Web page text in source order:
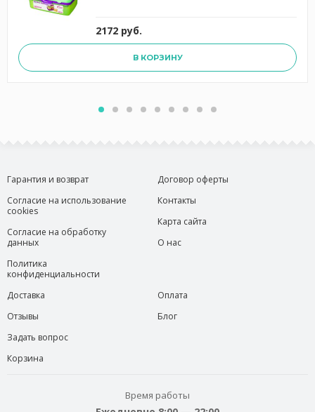
2172 руб.
В КОРЗИНУ
Гарантия и возврат
Согласие на использование
cookies
Согласие на обработку
данных
Политика
конфиденциальности
Договор оферты
Контакты
Карта сайта
О нас
Доставка
Отзывы
Задать вопрос
Корзина
Оплата
Блог
Время работы